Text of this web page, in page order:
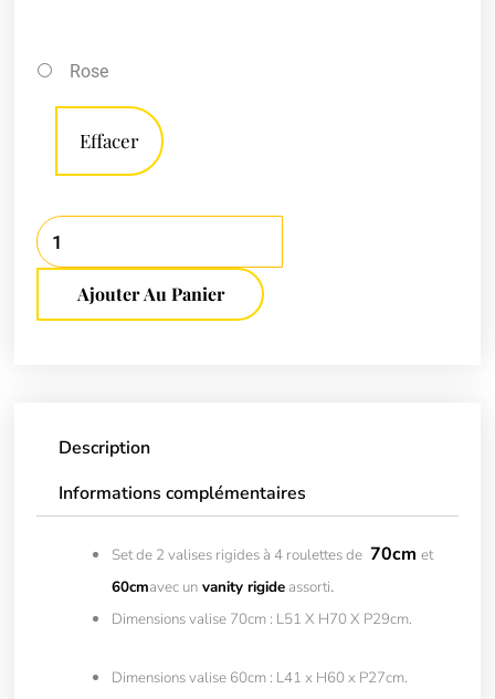
Rose
Effacer
quantité
Ensemble
valises
rigides
vanity
Ajouter Au Panier
Description
Informations complémentaires
Set de 2 valises rigides à 4 roulettes de 70cm et
60cmavec un vanity rigide assorti.
Dimensions valise 70cm : L51 X H70 X P29cm.
Dimensions valise 60cm : L41 x H60 x P27cm.